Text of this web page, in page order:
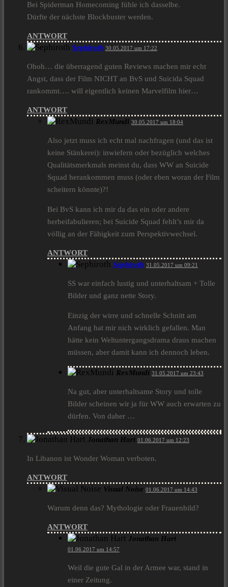
Bei Spiderman Homecoming fühle ich dasselbe.
Dürfte der nächste Blockbuster werden.
ANTWORT
Sephiroth 30.05.2017 um 17:22
Ohoh… die überragend guten Reviews machen mir echt
Angst, dass der Film NICHT an BvS und Suicida Squad
rankommt…. will eigentlich keinen Marvelfilm hier…
ANTWORT
RexMundi 30.05.2017 um 18:04
Also jetzt muss ich echt mal nachfragen (und das ist
keine Stänkerei): inwiefern oder bezüglich welches
Qualitätsmerkmals meinst du, dass WW an Suicide
Squad herankommen muss (oder eben woran der Film
scheitern könnte)?!
Bei BvS kann ich mir da das ein oder andere
herbeifabulieren; bei Suicide Squad fehlt’s mir da
völlig an der Fähigkeit zum Perspektivwechsel.
ANTWORT
Sephiroth 31.05.2017 um 09:21
SS war einfach lustig und unterhaltsam + Tolle
Bilder und ganz nette Story.
Einzig der wirre und schnelle Schnitt am
Anfang hat mir nich wirklich gefallen. Man
hätte kein Weltuntergangsdrama draus machen
müssen, aber damit kann ich dennoch leben.
RexMundi 31.05.2017 um 23:43
Na gut, aber unterhaltsame Story und tolle
Bilder scheinen wir ja für WW auch erwarten zu
dürfen. Von daher …
Jonathan Hart 01.06.2017 um 12:23
In Libanon ist Wonder Woman verboten.
ANTWORT
Visual Noise 01.06.2017 um 14:43
Warum denn das? Mythologie oder Frauenbild?
ANTWORT
Jonathan Hart
01.06.2017 um 14:57
Weil die gute Gal in der Armee war, stand in
einer Zeitung.